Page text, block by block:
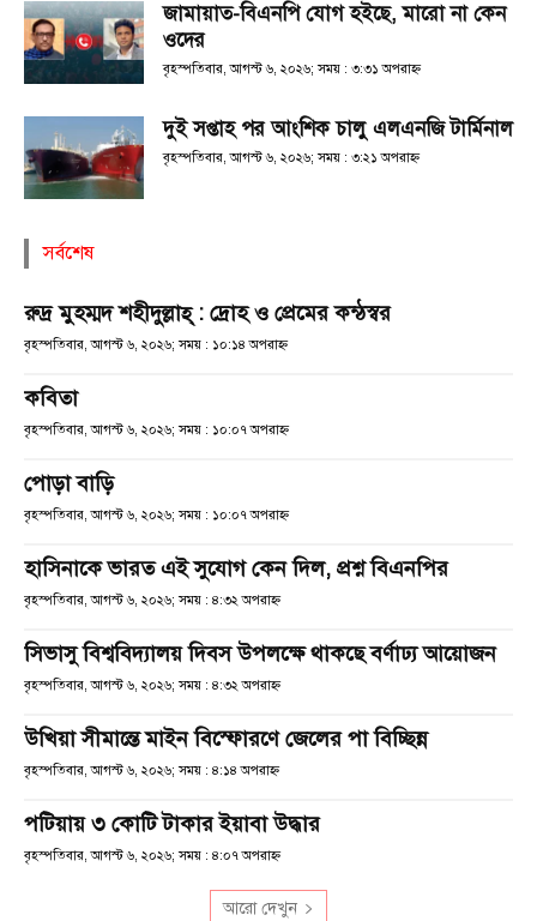
জামায়াত-বিএনপি যোগ হইছে, মারো না কেন
ওদের
বৃহস্পতিবার, আগস্ট ৬, ২০২৬; সময় : ৩:৩১ অপরাহ্ণ
দুই সপ্তাহ পর আংশিক চালু এলএনজি টার্মিনাল
বৃহস্পতিবার, আগস্ট ৬, ২০২৬; সময় : ৩:২১ অপরাহ্ণ
সর্বশেষ
রুদ্র মুহম্মদ শহীদুল্লাহ্ : দ্রোহ ও প্রেমের কন্ঠস্বর
বৃহস্পতিবার, আগস্ট ৬, ২০২৬; সময় : ১০:১৪ অপরাহ্ণ
কবিতা
বৃহস্পতিবার, আগস্ট ৬, ২০২৬; সময় : ১০:০৭ অপরাহ্ণ
পোড়া বাড়ি
বৃহস্পতিবার, আগস্ট ৬, ২০২৬; সময় : ১০:০৭ অপরাহ্ণ
হাসিনাকে ভারত এই সুযোগ কেন দিল, প্রশ্ন বিএনপির
বৃহস্পতিবার, আগস্ট ৬, ২০২৬; সময় : ৪:৩২ অপরাহ্ণ
সিভাসু বিশ্ববিদ্যালয় দিবস উপলক্ষে থাকছে বর্ণাঢ্য আয়োজন
বৃহস্পতিবার, আগস্ট ৬, ২০২৬; সময় : ৪:৩২ অপরাহ্ণ
উখিয়া সীমান্তে মাইন বিস্ফোরণে জেলের পা বিচ্ছিন্ন
বৃহস্পতিবার, আগস্ট ৬, ২০২৬; সময় : ৪:১৪ অপরাহ্ণ
পটিয়ায় ৩ কোটি টাকার ইয়াবা উদ্ধার
বৃহস্পতিবার, আগস্ট ৬, ২০২৬; সময় : ৪:০৭ অপরাহ্ণ
আরো দেখুন